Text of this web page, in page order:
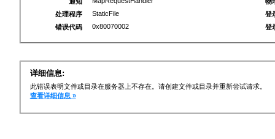
处理程序
StaticFile
错误代码
0x80070002
登
登
详细信息:
此错误表明文件或目录在服务器上不存在。请创建文件或目录并重新尝试请求。
查看详细信息 »